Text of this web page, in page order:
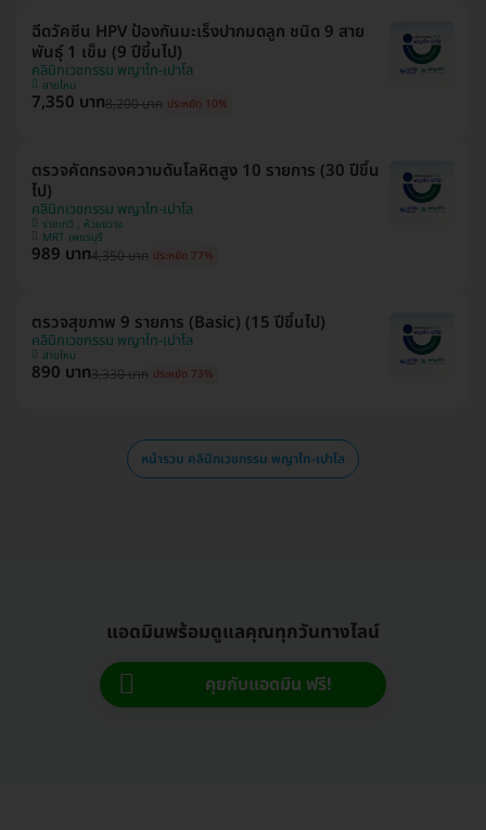
ฉีดวัคซีน HPV ป้องกันมะเร็งปากมดลูก ชนิด 9 สาย
พันธุ์ 1 เข็ม (9 ปีขึ้นไป)
คลินิกเวชกรรม พญาไท-เปาโล
สายไหม
7,350 บาท8,200 บาท ประหยัด 10%
ตรวจคัดกรองความดันโลหิตสูง 10 รายการ (30 ปีขึ้น
ไป)
คลินิกเวชกรรม พญาไท-เปาโล
ราชเทวี , ห้วยขวาง
MRT เพชรบุรี
989 บาท4,350 บาท ประหยัด 77%
ตรวจสุขภาพ 9 รายการ (Basic) (15 ปีขึ้นไป)
คลินิกเวชกรรม พญาไท-เปาโล
สายไหม
890 บาท3,330 บาท ประหยัด 73%
หน้ารวม คลินิกเวชกรรม พญาไท-เปาโล
แอดมินพร้อมดูแลคุณทุกวันทางไลน์
คุยกับแอดมิน ฟรี!